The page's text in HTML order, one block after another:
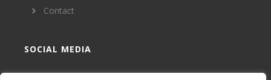
Contact
SOCIAL MEDIA